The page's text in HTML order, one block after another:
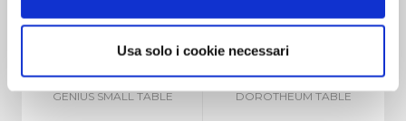
Usa solo i cookie necessari
GENIUS SMALL TABLE DOROTHEUM TABLE